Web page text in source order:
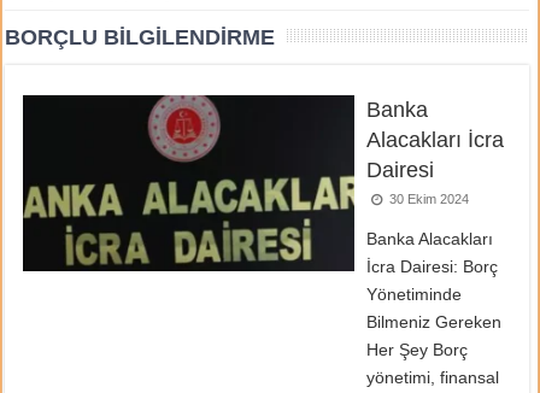
BORÇLU BILGILENDIRME
Banka
Alacakları İcra
Dairesi
30 Ekim 2024
Banka Alacakları
İcra Dairesi: Borç
Yönetiminde
Bilmeniz Gereken
Her Şey Borç
yönetimi, finansal